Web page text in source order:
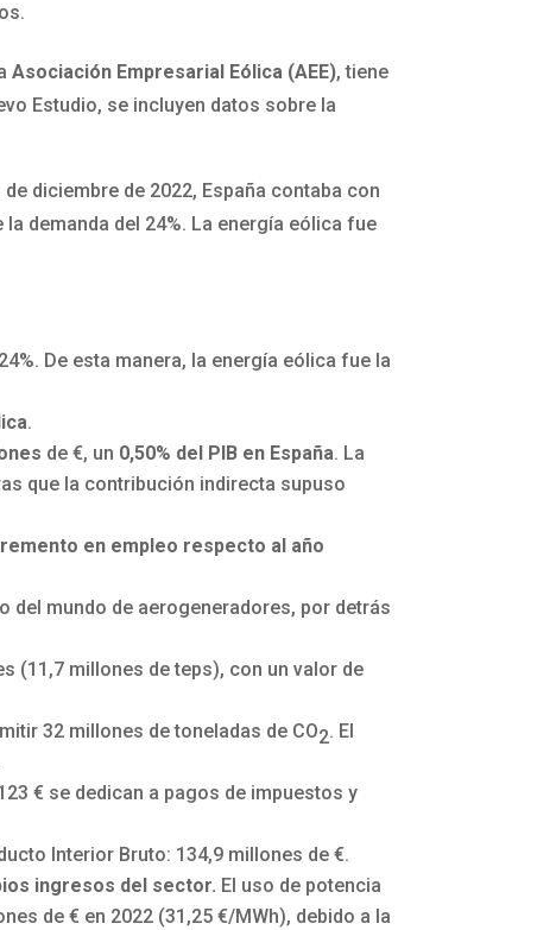
Asociación Empresarial Eólica (AEE), tiene
Estudio, se incluyen datos sobre la
diciembre de 2022, España contaba con
demanda del 24%. La energía eólica fue
De esta manera, la energía eólica fue la
.
de €, un 0,50% del PIB en España. La
que la contribución indirecta supuso
en empleo respecto al año
del mundo de aerogeneradores, por detrás
(11,7 millones de teps), con un valor de
32 millones de toneladas de CO2. El
€ se dedican a pagos de impuestos y
Interior Bruto: 134,9 millones de €.
ingresos del sector. El uso de potencia
de € en 2022 (31,25 €/MWh), debido a la